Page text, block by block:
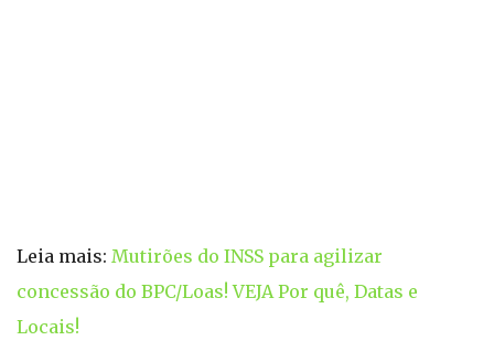
Leia mais: Mutirões do INSS para agilizar
concessão do BPC/Loas! VEJA Por quê, Datas e
Locais!